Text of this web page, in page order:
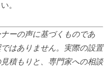
。
ーの声に基づくものであ
はありません。実際の設置
積もりと、専門家への相談